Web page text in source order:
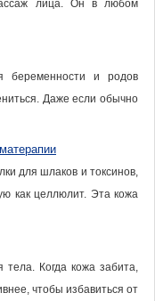
лица. Он в любом
беременности и родов
Даже если обычно
для шлаков и токсинов,
как целлюлит. Эта кожа
тела. Когда кожа забита,
чтобы избавиться от